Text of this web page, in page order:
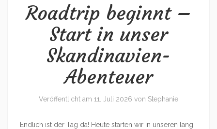
Roadtrip beginnt –
Start in unser
Skandinavien-
Abenteuer
Veröffentlicht am 11. Juli 2026 von Stephanie
Endlich ist der Tag da! Heute starten wir in unseren lang